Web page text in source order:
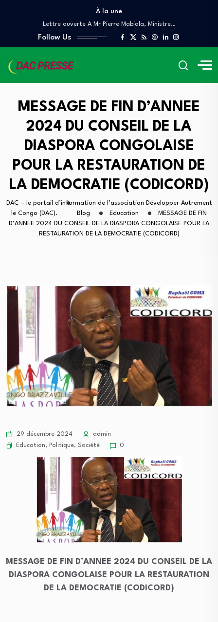
À la une
Lettre ouverte A Mr Pierre Mabiala, Ministre…
COUR DES COMPTES ET DE DISCIPLINE BUDGÉTAIRE
Denis Sassou Nguesso, le Scorpion, et les…
À QUAND UN AUDIT INDÉPENDANT DES GRANDS…
Denis Sassou Nguesso, le Scorpion, et les…
À QUAND UN AUDIT INDÉPENDANT DES GRANDS…
Follow Us
MESSAGE DE FIN D’ANNEE
2024 DU CONSEIL DE LA
DIASPORA CONGOLAISE
POUR LA RESTAURATION DE
LA DEMOCRATIE (CODICORD)
DAC – le portail d’information de l’association Développer Autrement
le Congo (DAC).
Blog Education
MESSAGE DE FIN
D’ANNEE 2024 DU CONSEIL DE LA DIASPORA CONGOLAISE POUR LA
RESTAURATION DE LA DEMOCRATIE (CODICORD)
29 décembre 2024
admin
Education, Politique, Société 0
MESSAGE DE FIN D’ANNEE 2024 DU CONSEIL DE LA
DIASPORA CONGOLAISE POUR LA RESTAURATION
DE LA DEMOCRATIE (CODICORD)